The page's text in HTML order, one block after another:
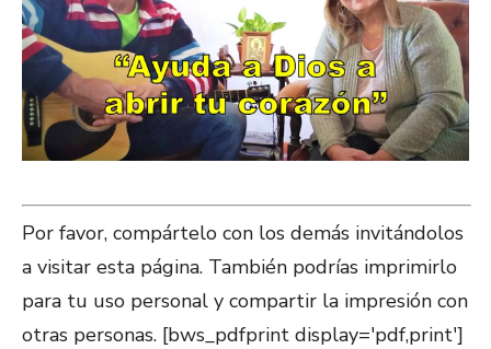
Por favor, compártelo con los demás invitándolos
a visitar esta página. También podrías imprimirlo
para tu uso personal y compartir la impresión con
otras personas. [bws_pdfprint display='pdf,print']